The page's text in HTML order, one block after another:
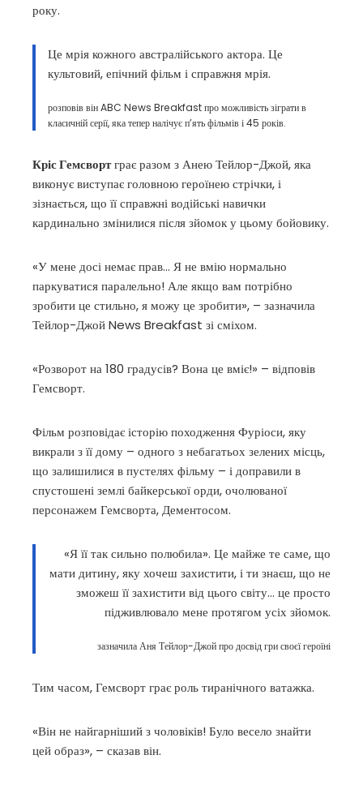
року.
Це мрія кожного австралійського актора. Це
культовий, епічний фільм і справжня мрія.
розповів він ABC News Breakfast про можливість зіграти в
класичній серії, яка тепер налічує п’ять фільмів і 45 років.
Кріс Гемсвортграє разом з Анею Тейлор-Джой, яка
виконує виступає головною героїнею стрічки, і
зізнається, що її справжні водійські навички
кардинально змінилися після зйомок у цьому бойовику.
«У мене досі немає прав… Я не вмію нормально
паркуватися паралельно! Але якщо вам потрібно
зробити це стильно, я можу це зробити», – зазначила
Тейлор-Джой News Breakfast зі сміхом.
«Розворот на 180 градусів? Вона це вміє!» – відповів
Гемсворт.
Фільм розповідає історію походження Фуріоси, яку
викрали з її дому – одного з небагатьох зелених місць,
що залишилися в пустелях фільму – і доправили в
спустошені землі байкерської орди, очолюваної
персонажем Гемсворта, Дементосом.
«Я її так сильно полюбила». Це майже те саме, що
мати дитину, яку хочеш захистити, і ти знаєш, що не
зможеш її захистити від цього світу… це просто
підживлювало мене протягом усіх зйомок.
зазначила Аня Тейлор-Джой про досвід гри своєї героїні
Тим часом, Гемсворт грає роль тиранічного ватажка.
«Він не найгарніший з чоловіків! Було весело знайти
цей образ», – сказав він.